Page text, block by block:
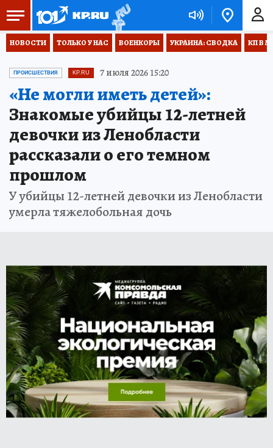
НОВОСТИ ТОЛЬКО У НАС ВОЕНКОРЫ УКРАИНА: СВОДКА КП В
ПРОИСШЕСТВИЯ KP.RU 7 июля 2026 15:20
«Не могли иметь детей»:
Знакомые убийцы 12-летней
девочки из Ленобласти
рассказали о его темном
прошлом
У убийцы 12-летней девочки из Ленобласти
умерла тяжелобольная дочь